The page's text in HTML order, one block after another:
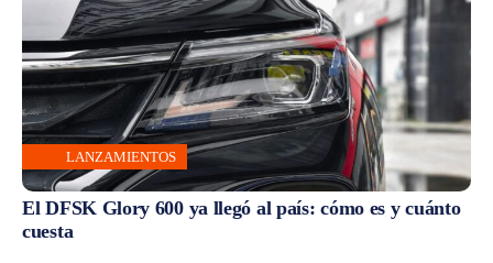
LANZAMIENTOS
El DFSK Glory 600 ya llegó al país: cómo es y cuánto
cuesta